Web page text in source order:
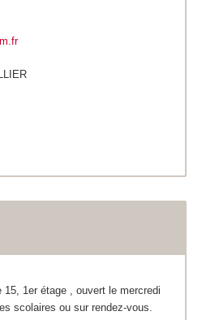
15, 1er étage , ouvert le mercredi
scolaires ou sur rendez-vous.